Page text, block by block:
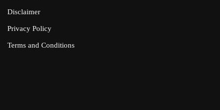
Disclaimer
Privacy Policy
Terms and Conditions